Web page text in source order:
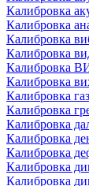
Калибровка
Калибровка
Калибровка
Калибровка
Калибровка
Калибровка
Калибровка
Калибровка
Калибровка
Калибровка
Калибровка
Калибровка
Калибровка